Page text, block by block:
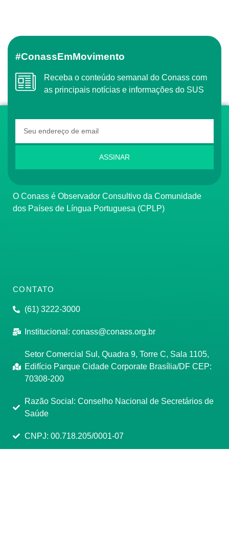
#ConassEmMovimento
Receba o conteúdo semanal do Conass com
as principais notícias e informações do SUS
ASSINAR
O Conass é Observador Consultivo da Comunidade
dos Países de Língua Portuguesa (CPLP)
CONTATO
(61) 3222-3000
Institucional: conass@conass.org.br
Setor Comercial Sul, Quadra 9, Torre C, Sala 1105,
Edifício Parque Cidade Corporate Brasília/DF CEP:
70308-200
Razão Social: Conselho Nacional de Secretários de
Saúde
CNPJ: 00.718.205/0001-07